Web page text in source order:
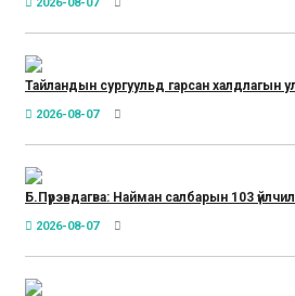
Тайландын сургуульд гарсан халдлагын
2026-08-07
Б.Пүрэвдагва: Найман салбарын 103
2026-08-07